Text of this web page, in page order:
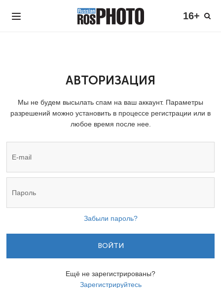
16+
АВТОРИЗАЦИЯ
Мы не будем высылать спам на ваш аккаунт. Параметры
разрешений можно установить в процессе регистрации или в
любое время после нее.
Забыли пароль?
ВОЙТИ
Ещё не зарегистрированы?
Зарегистрируйтесь